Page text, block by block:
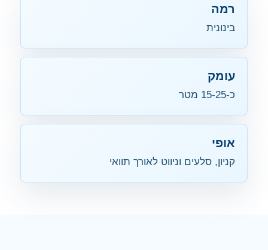
רמה
בינונית
עומק
כ-15-25 מטר
אופי
קניון, סלעים וניווט לאורך תוואי